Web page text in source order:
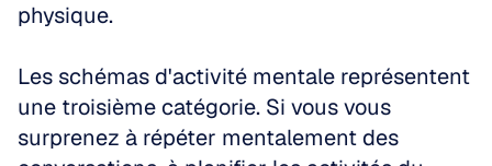
physique.
Les schémas d'activité mentale représentent
une troisième catégorie. Si vous vous
surprenez à répéter mentalement des